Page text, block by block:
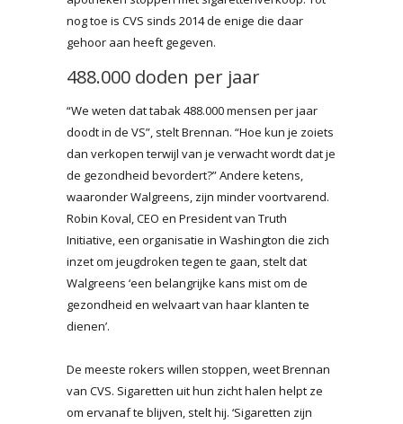
nog toe is CVS sinds 2014 de enige die daar
gehoor aan heeft gegeven.
488.000 doden per jaar
“We weten dat tabak 488.000 mensen per jaar
doodt in de VS”, stelt Brennan. “Hoe kun je zoiets
dan verkopen terwijl van je verwacht wordt dat je
de gezondheid bevordert?” Andere ketens,
waaronder Walgreens, zijn minder voortvarend.
Robin Koval, CEO en President van Truth
Initiative, een organisatie in Washington die zich
inzet om jeugdroken tegen te gaan, stelt dat
Walgreens ‘een belangrijke kans mist om de
gezondheid en welvaart van haar klanten te
dienen’.
De meeste rokers willen stoppen, weet Brennan
van CVS. Sigaretten uit hun zicht halen helpt ze
om ervanaf te blijven, stelt hij. ‘Sigaretten zijn